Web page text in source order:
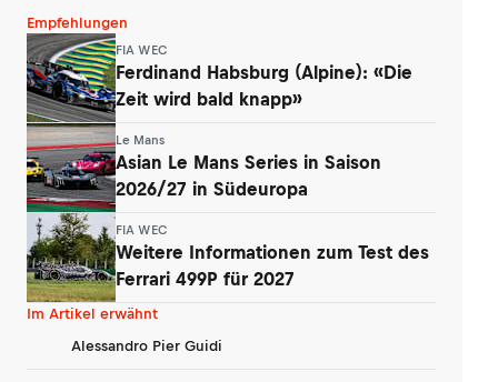
Empfehlungen
FIA WEC
Ferdinand Habsburg (Alpine): «Die
Zeit wird bald knapp»
Le Mans
Asian Le Mans Series in Saison
2026/27 in Südeuropa
FIA WEC
Weitere Informationen zum Test des
Ferrari 499P für 2027
Im Artikel erwähnt
Alessandro Pier Guidi